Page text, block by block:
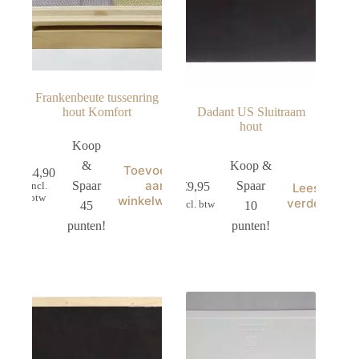
Frankenbeute tussenring
hout Komfort
44,90
incl.
btw
Koop
&
Spaar
45
punten!
Toevoegen
aan
winkelwagen
Dadant US Sluitraam
hout
€9,95
incl. btw
Koop &
Spaar
10
punten!
Lees
verder